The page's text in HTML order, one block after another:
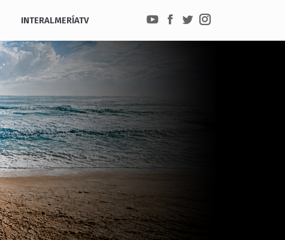
INTERALMERÍATV
YouTube
Facebook
TwitterInstagram